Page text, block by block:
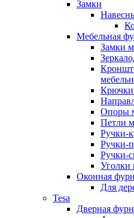
Замки
Мебельная
Замки
Крючки
Опоры
Петли
Ручки-
Ручки-
Ручки-
Уголки
Оконная
Для
Tesa
Дверная